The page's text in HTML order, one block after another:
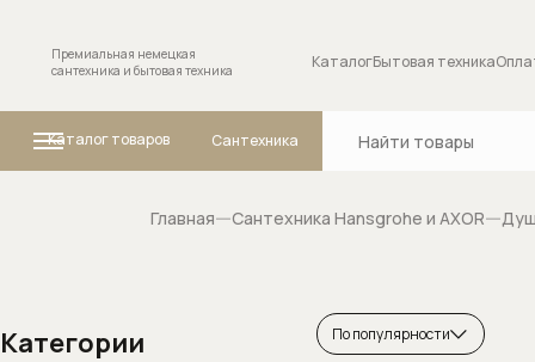
Премиальная немецкая
сантехника и бытовая техника
КаталогБытовая техника
Каталог товаров
Комплектующие
сантехники
Сантехника
Главная Сантехника Hansgrohe и AXOR
Категории По популярности